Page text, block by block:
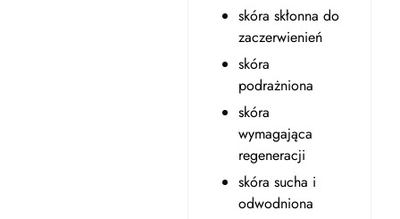
skóra skłonna do
zaczerwienień
skóra
podrażniona
skóra
wymagająca
regeneracji
skóra sucha i
odwodniona